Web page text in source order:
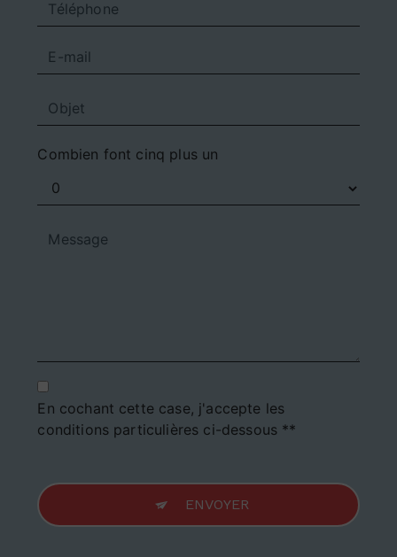
Combien font cinq plus un
En cochant cette case, j'accepte les
conditions particulières ci-dessous **
ENVOYER